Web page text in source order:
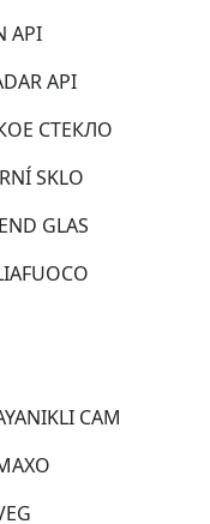
API
API
СТЕКЛО
SKLO
GLAS
CAM